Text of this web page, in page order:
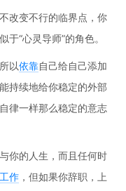
改变不行的临界点，你
“心灵导师”的角色。
以依靠自己给自己添加
持续地给你稳定的外部
律一样那么稳定的意志
你的人生，而且任何时
工作 ，但如果你辞职，上